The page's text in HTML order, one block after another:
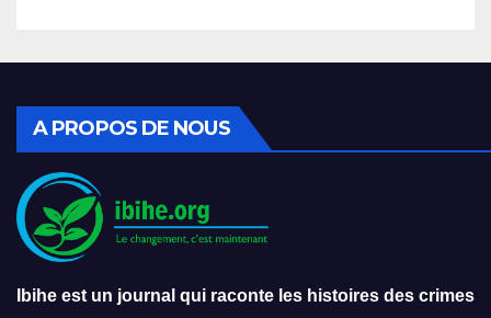
A PROPOS DE NOUS
Ibihe est un journal qui raconte les histoires des crimes